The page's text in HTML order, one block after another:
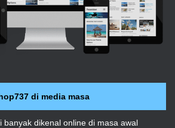
di media masa
banyak dikenal online di masa awal